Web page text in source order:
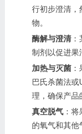
行初步澄清，
物。
酶解与澄清：
制剂以促进果
加热与灭菌
巴氏杀菌法
理，确保产品
真空脱气 ：
的氧气和其他